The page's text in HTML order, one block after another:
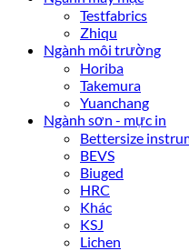
Testfabrics
Zhiqu
Ngành môi trường
Horiba
Takemura
Yuanchang
Ngành sơn - mực in
Bettersize
BEVS
Biuged
HRC
Khác
KSJ
Lichen